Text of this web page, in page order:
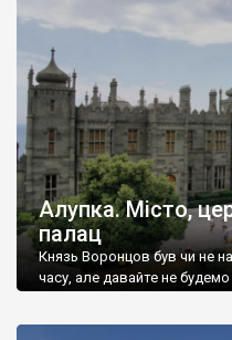
Алупка. Місто,
палац
Князь Воронцов був чи не
часу, але давайте не